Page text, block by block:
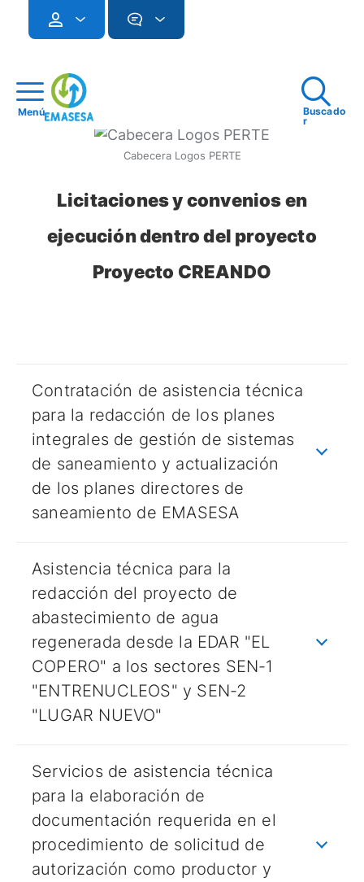
Menú
Buscado
r
Cabecera Logos PERTE
Licitaciones y convenios en
ejecución dentro del proyecto
Proyecto CREANDO
Contratación de asistencia técnica
para la redacción de los planes
integrales de gestión de sistemas
de saneamiento y actualización
de los planes directores de
saneamiento de EMASESA
Asistencia técnica para la
redacción del proyecto de
abastecimiento de agua
regenerada desde la EDAR "EL
COPERO" a los sectores SEN-1
"ENTRENUCLEOS" y SEN-2
"LUGAR NUEVO"
Servicios de asistencia técnica
para la elaboración de
documentación requerida en el
procedimiento de solicitud de
autorización como productor y